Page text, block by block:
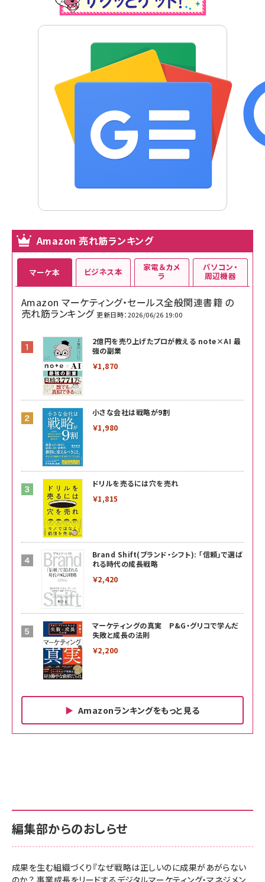
Amazon 売れ筋ランキング
マーケ本
Amazon マーケティング・セールス全般関連書籍 の
売れ筋ランキング 更新日時：2026/06/26 19:00
2億円を売り上げたプロが教える note×AI 最
強の副業
￥1,870
小さな会社は戦略が9割
￥1,980
ドリルを売るには穴を売れ
￥1,815
Brand Shift(ブランド・シフト): 「信頼」で選ば
れる時代の成長戦略
￥2,420
マーケティングの真実 P&G・グリコで学んだ
失敗と成長の法則
￥2,200
Amazonランキングをもっと見る
ビジネス本
￥880
anan(アンアン)2026/06/24号 No.2500増
刊 スペシャルエディション[王道エンタメの矜
￥1,100
家電＆カメ
ラ
内サポート正規品 メーカー保証5年
KLMEA128G
NIMASO ガラスフィルム iPhone 17 用 保護
止 貼りやすい ガイド枠付き いPhone17 (6.3
インチ) 対応 2枚セット DSP25F1698
パソコン・
周辺機器
内サポート正規品 メーカー保証5年
KLMEA128G
Amazon eギフトカード - Amazonロゴ - ク
￥5,000
編集部からのおしらせ
成果を生む組織づくり『なぜ戦略は正しいのに成果があがらない
のか？ 事業成長をリードするデジタルマーケティング・マネジメン